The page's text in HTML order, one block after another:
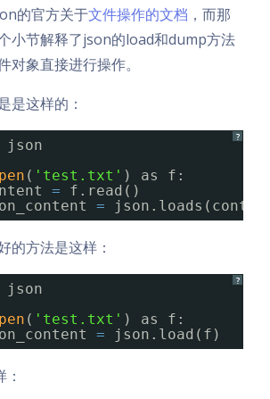
的官方关于文件操作的文档 ，而那
小节解释了json的load和dump方法
对象直接进行操作。
是这样的：
?
json
( 'test.txt' ) as f:
=
f.read()
=
的方法是这样：
?
json
( 'test.txt' ) as f:
= json.load(f)